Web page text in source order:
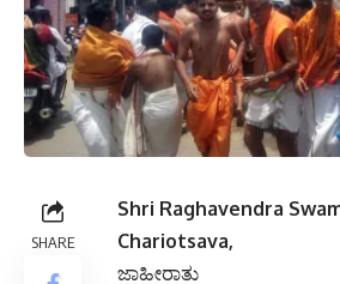
SHARE
Shri Raghavendra
Chariotsava,
ಜಾಹೀರಾತು